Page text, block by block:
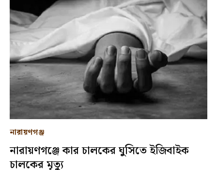
নারায়ণগঞ্জ
নারায়ণগঞ্জে কার চালকের ঘুসিতে ইজিবাইক
চালকের মৃত্যু